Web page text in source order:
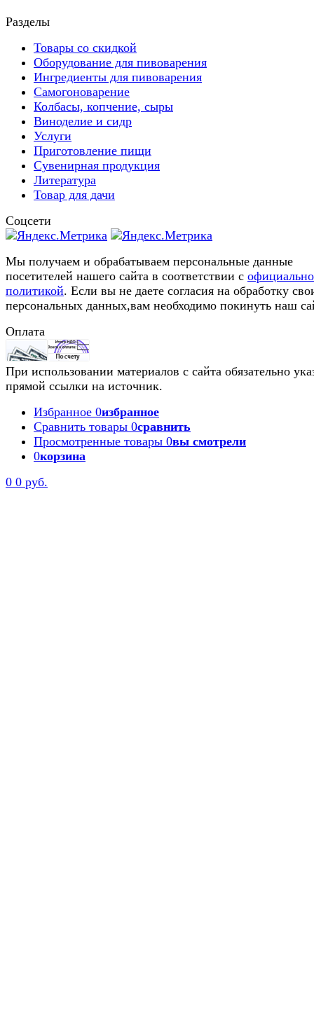
Разделы
Товары со скидкой
Оборудование для пивоварения
Ингредиенты для пивоварения
Самогоноварение
Колбасы, копчение, сыры
Виноделие и сидр
Услуги
Приготовление пищи
Сувенирная продукция
Литература
Товар для дачи
Соцсети
Мы получаем и обрабатываем персональные данные
посетителей нашего сайта в соответствии с
политикой. Если вы не даете согласия на обработку
персональных данных,вам необходимо покинуть наш
Оплата
При использовании материалов с сайта обязательно
прямой ссылки на источник.
Избранное 0избранное
Сравнить товары 0сравнить
Просмотренные товары 0вы смотрели
0корзина
0 0 руб.